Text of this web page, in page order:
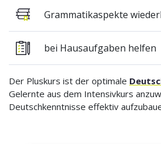
Grammatikaspekte
bei Hausaufgaben helfen
Der Pluskurs ist der optimale
Gelernte aus dem Intensivkurs
Deutschkenntnisse effektiv